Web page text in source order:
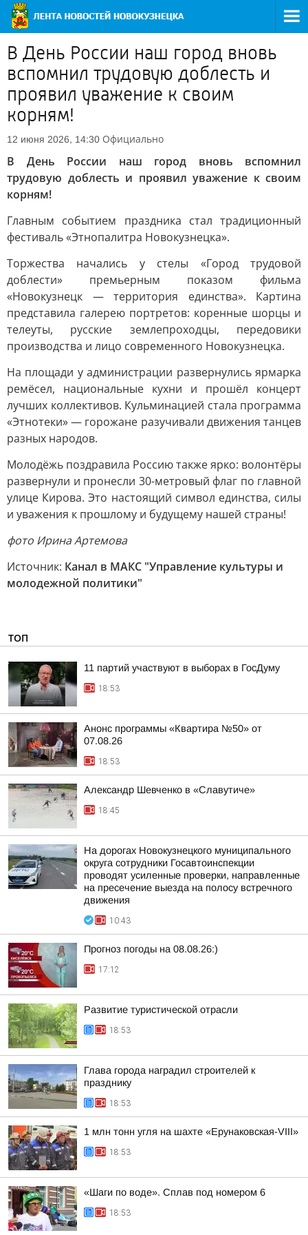
В День России наш город вновь
вспомнил трудовую доблесть и
проявил уважение к своим
корням!
12 июня 2026, 14:30 Официально
В День России наш город вновь вспомнил
трудовую доблесть и проявил уважение к своим
корням!
Главным событием праздника стал традиционный
фестиваль «Этнопалитра Новокузнецка».
Торжества начались у стелы «Город трудовой
доблести» премьерным показом фильма
«Новокузнецк — территория единства». Картина
представила галерею портретов: коренные шорцы и
телеуты, русские землепроходцы, передовики
производства и лицо современного Новокузнецка.
На площади у администрации развернулись ярмарка
ремёсел, национальные кухни и прошёл концерт
лучших коллективов. Кульминацией стала программа
«Этнотеки» — горожане разучивали движения танцев
разных народов.
Молодёжь поздравила Россию также ярко: волонтёры
развернули и пронесли 30-метровый флаг по главной
улице Кирова. Это настоящий символ единства, силы
и уважения к прошлому и будущему нашей страны!
фото Ирина Артемова
Источник: Канал в МАКС "Управление культуры и
молодежной политики"
ТОП
11 партий участвуют в выборах в ГосДуму
18:53
Анонс программы «Квартира №50» от
07.08.26
18:53
Александр Шевченко в «Славутиче»
18:45
На дорогах Новокузнецкого муниципального
округа сотрудники Госавтоинспекции
проводят усиленные проверки, направленные
на пресечение выезда на полосу встречного
движения
10:43
Прогноз погоды на 08.08.26:)
17:12
Развитие туристической отрасли
18:53
Глава города наградил строителей к
празднику
18:53
1 млн тонн угля на шахте «Ерунаковская-VIII»
18:53
«Шаги по воде». Сплав под номером 6
18:53